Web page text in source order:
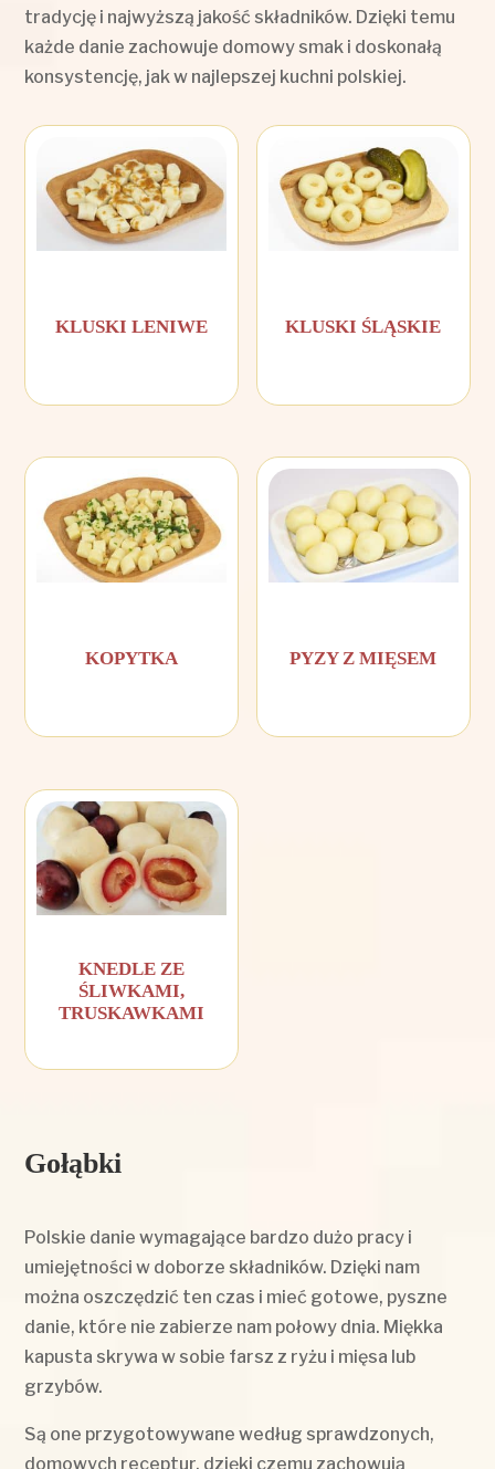
tradycję i najwyższą jakość składników. Dzięki temu
każde danie zachowuje domowy smak i doskonałą
konsystencję, jak w najlepszej kuchni polskiej.
KLUSKI LENIWE KLUSKI ŚLĄSKIE
KOPYTKA PYZY Z MIĘSEM
KNEDLE ZE
ŚLIWKAMI,
TRUSKAWKAMI
Gołąbki
Polskie danie wymagające bardzo dużo pracy i
umiejętności w doborze składników. Dzięki nam
można oszczędzić ten czas i mieć gotowe, pyszne
danie, które nie zabierze nam połowy dnia. Miękka
kapusta skrywa w sobie farsz z ryżu i mięsa lub
grzybów.
Są one przygotowywane według sprawdzonych,
domowych receptur, dzięki czemu zachowują